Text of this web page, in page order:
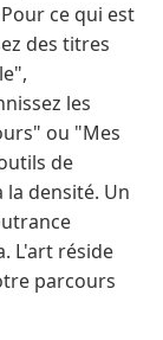
ce qui est
des titres
les
ou "Mes
de
densité. Un
L'art réside
parcours